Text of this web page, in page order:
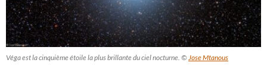
Véga est la cinquième étoile la plus brillante du ciel nocturne. © Jose Mtanous